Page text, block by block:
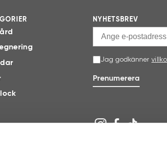
NYHETSBREV
Jag godkänner
Prenumerera